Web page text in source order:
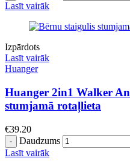
Lasīt vairāk
Izpārdots
Lasīt vairāk
Huanger
Huanger 2in1 Walker
stumjamā rotaļlieta
€39.20
Daudzums
Lasīt vairāk